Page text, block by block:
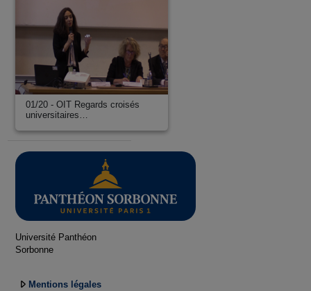
01/20 - OIT Regards croisés
universitaires…
Université Panthéon
Sorbonne
Mentions légales